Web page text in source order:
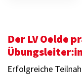
Der LV Oelde
Erfolgreiche